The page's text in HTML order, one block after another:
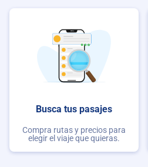
Busca tus pasajes
Compra rutas y precios para
elegir el viaje que quieras.